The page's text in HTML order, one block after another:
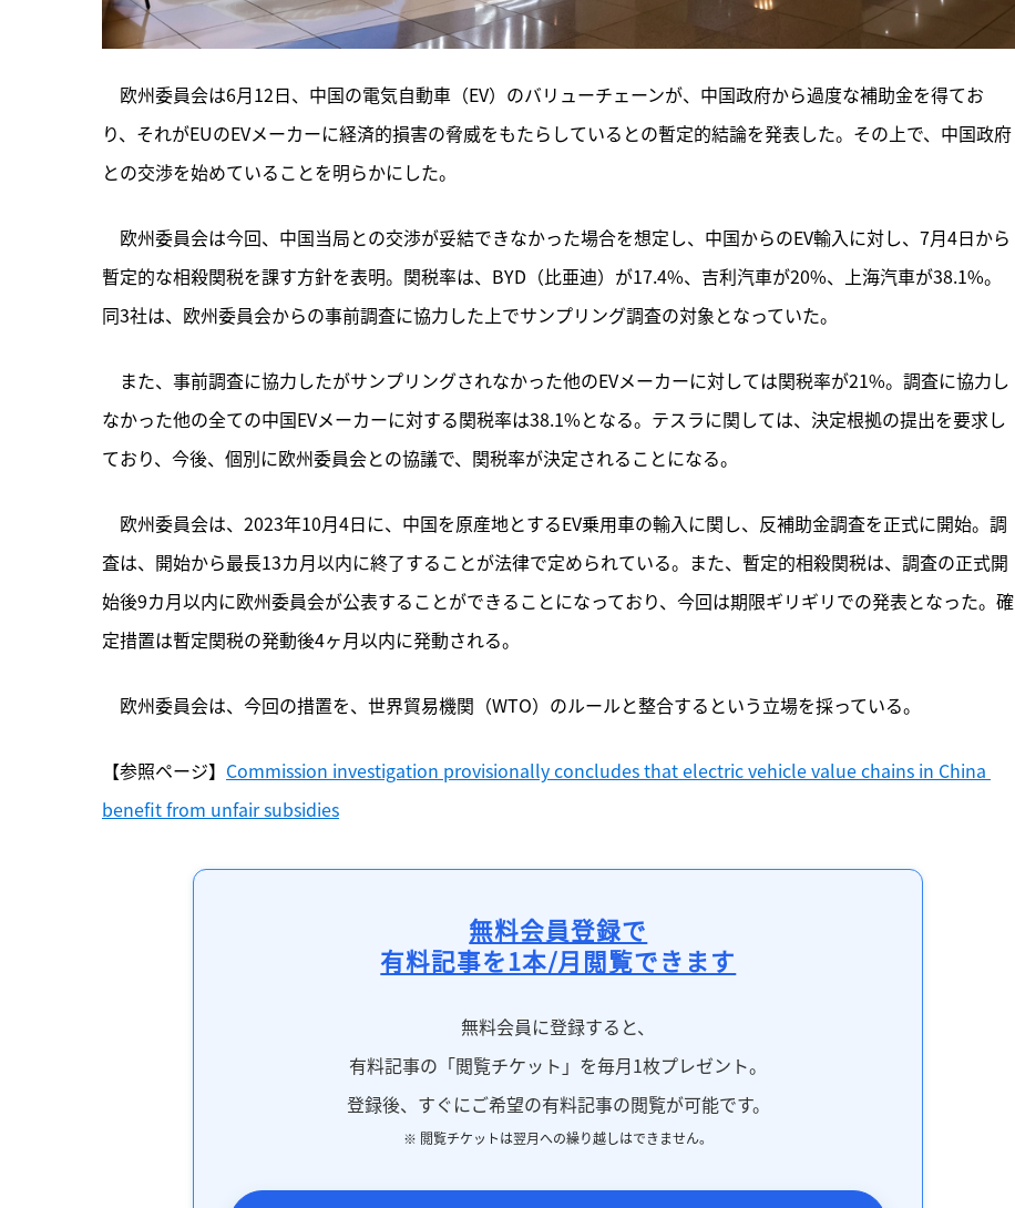
欧州委員会は6月12日、中国の電気自動車（EV）のバリューチェーンが、中国政府から過度な補助金を得てお
り、それがEUのEVメーカーに経済的損害の脅威をもたらしているとの暫定的結論を発表した。その上で、中国政府
との交渉を始めていることを明らかにした。
欧州委員会は今回、 中国当局との交渉が妥結できなかった場合を想定し、中国からのEV輸入に対し、7月4日から
暫定的な相殺関税を課す方針を表明。関税率は、BYD（比亜迪）が17.4%、吉利汽車が20%、上海汽車が38.1%。
同3社は、欧州委員会からの事前調査に協力した上でサンプリング調査の対象となっていた。
また、事前調査に協力したがサンプリングされなかった他のEVメーカーに対しては関税率が21%。調査に協力し
なかった他の全ての中国EVメーカーに対する関税率は38.1%となる。テスラに関しては、決定根拠の提出を要求し
ており、今後、個別に欧州委員会との協議で、関税率が決定されることになる。
欧州委員会は、2023年10月4日に、中国を原産地とするEV乗用車の輸入に関し、反補助金調査を正式に開始。調
査は、開始から最長13カ月以内に終了することが法律で定められている。また、暫定的相殺関税は、調査の正式開
始後9カ月以内に欧州委員会が公表することができることになっており、今回は期限ギリギリでの発表となった。確
定措置は暫定関税の発動後4ヶ月以内に発動される。
欧州委員会は、今回の措置を、世界貿易機関（WTO）のルールと整合するという立場を採っている。
【参照ページ】 Commission investigation provisionally concludes that electric vehicle value chains in China
benefit from unfair subsidies
無料会員登録で
有料記事を1本/月閲覧できます
無料会員に登録すると、
有料記事の「閲覧チケット」を毎月1枚プレゼント。
登録後、すぐにご希望の有料記事の閲覧が可能です。
※ 閲覧チケットは翌月への繰り越しはできません。